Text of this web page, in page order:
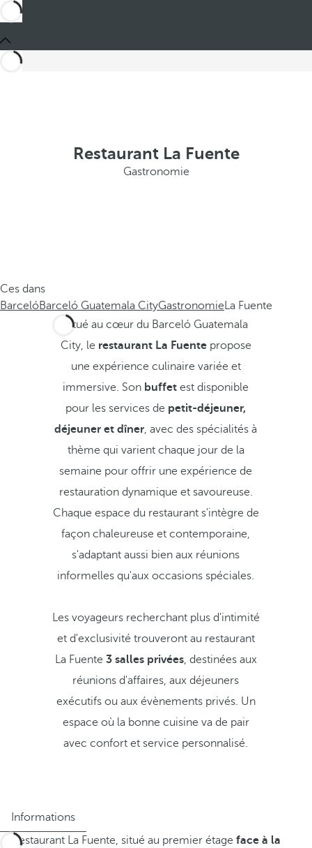
Restaurant La Fuente
Gastronomie
Ces dans
BarcelóBarceló Guatemala CityGastronomieLa Fuente
Situé au cœur du Barceló Guatemala
City, le restaurant La Fuentepropose
une expérience culinaire variée et
immersive. Son buffet est disponible
pour les services de petit-déjeuner,
déjeuner et dîner, avec des spécialités à
thème qui varient chaque jour de la
semaine pour offrir une expérience de
restauration dynamique et savoureuse.
Chaque espace du restaurant s'intègre de
façon chaleureuse et contemporaine,
s'adaptant aussi bien aux réunions
informelles qu'aux occasions spéciales.
Les voyageurs recherchant plus d'intimité
et d'exclusivité trouveront au restaurant
La Fuente 3 salles privées, destinées aux
réunions d'affaires, aux déjeuners
exécutifs ou aux évènements privés. Un
espace où la bonne cuisine va de pair
avec confort et service personnalisé.
Informations
Le restaurant La Fuente, situé au premier étage face à la